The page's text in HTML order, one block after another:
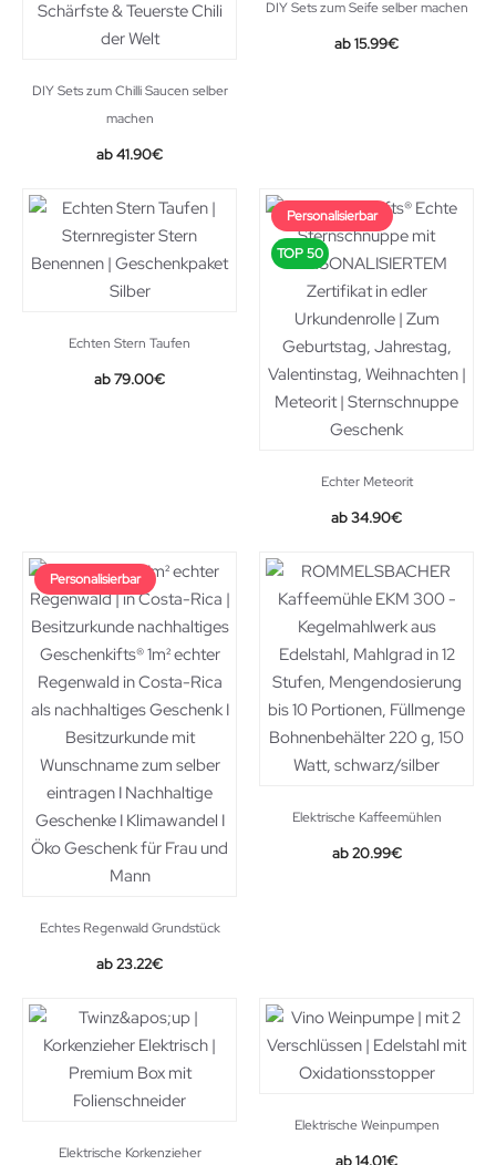
DIY Sets zum Chilli Saucen selber
machen
41.90€
DIY Sets zum Seife selber machen
15.99€
Echten Stern Taufen
79.00€
Personalisierbar
TOP 50
Echter Meteorit
34.90€
Personalisierbar
Echtes Regenwald Grundstück
23.22€
Elektrische Kaffeemühlen
Original
20.99€Current
Elektrische Korkenzieher
Elektrische Weinpumpen
Original
14.01€Current